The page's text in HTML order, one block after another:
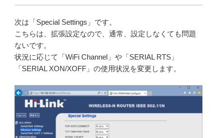
次は「Special Settings」です。
こちらは、拡張設定なので、通常、設定しなくても問題
ないです。
状況に応じて「WiFi Channel」や「SERIAL RTS」
「SERIAL XON/XOFF」の使用状況を変更します。